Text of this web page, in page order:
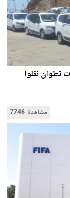
تطوان نقلوا
7746 مشاهدة